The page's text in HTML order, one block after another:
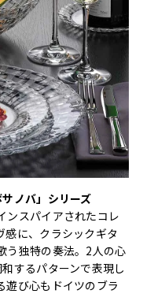
ノバ」シリーズ
ンスパイアされたコレ
感に、クラシックギタ
う独特の奏法。2人の心
するパターンで表現し
遊び心もドイツのブラ